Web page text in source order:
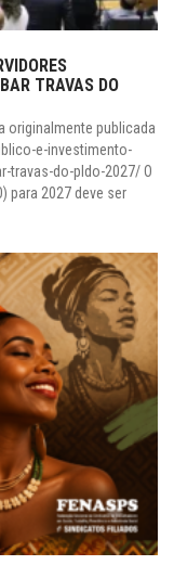
TRAVAS DO
originalmente publicada
e-investimento-
travas-do-pldo-2027/ O
para 2027 deve ser